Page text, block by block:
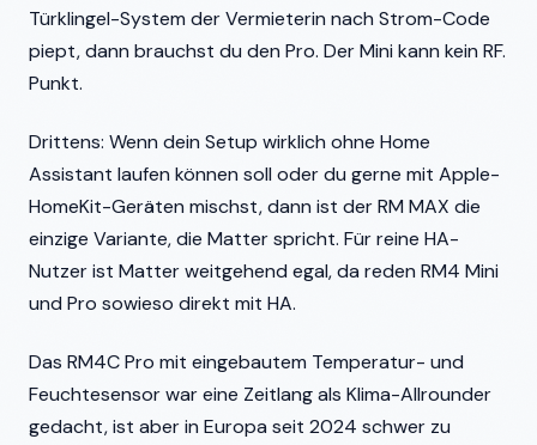
Türklingel-System der Vermieterin nach Strom-Code
piept, dann brauchst du den Pro. Der Mini kann kein RF.
Punkt.
Drittens: Wenn dein Setup wirklich ohne Home
Assistant laufen können soll oder du gerne mit Apple-
HomeKit-Geräten mischst, dann ist der RM MAX die
einzige Variante, die Matter spricht. Für reine HA-
Nutzer ist Matter weitgehend egal, da reden RM4 Mini
und Pro sowieso direkt mit HA.
Das RM4C Pro mit eingebautem Temperatur- und
Feuchtesensor war eine Zeitlang als Klima-Allrounder
gedacht, ist aber in Europa seit 2024 schwer zu